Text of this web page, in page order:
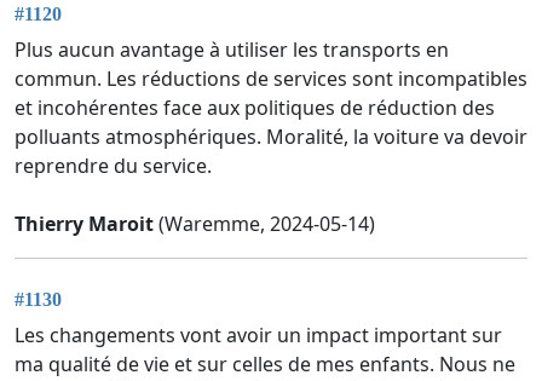
#1120
Plus aucun avantage à utiliser les transports en
commun. Les réductions de services sont incompatibles
et incohérentes face aux politiques de réduction des
polluants atmosphériques. Moralité, la voiture va devoir
reprendre du service.
Thierry Maroit(Waremme, 2024-05-14)
#1130
Les changements vont avoir un impact important sur
ma qualité de vie et sur celles de mes enfants. Nous ne